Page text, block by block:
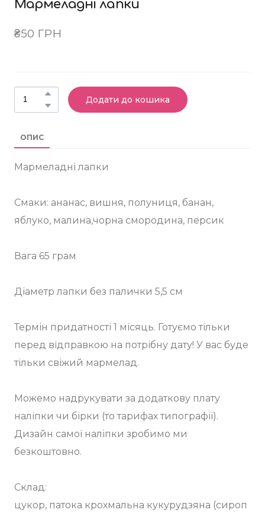
Мармеладні лапки
₴50 ГРН
Додати до кошика
ОПИС
Мармеладні лапки
Смаки: ананас, вишня, полуниця, банан,
яблуко, малина,чорна смородина, персик
Вага 65 грам
Діаметр лапки без палички 5,5 см
Термін придатності 1 місяць. Готуємо тільки
перед відправкою на потрібну дату! У вас буде
тільки свіжий мармелад.
Можемо надрукувати за додаткову плату
наліпки чи бірки (то тарифах типографії).
Дизайн самої наліпки зробимо ми
безкоштовно.
Склад:
цукор, патока крохмальна кукурудзяна (сироп